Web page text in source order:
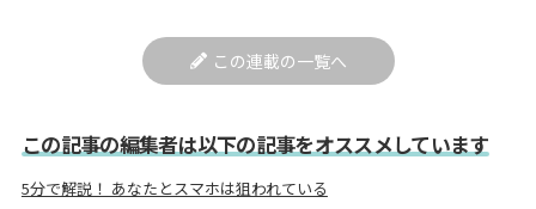
この連載の一覧へ
この記事の編集者は以下の記事をオススメしています
5分で解説！ あなたとスマホは狙われている